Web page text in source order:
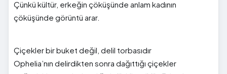
Çünkü kültür, erkeğin çöküşünde anlam kadının
çöküşünde görüntü arar.
Çiçekler bir buket değil, delil torbasıdır
Ophelia’nın delirdikten sonra dağıttığı çiçekler